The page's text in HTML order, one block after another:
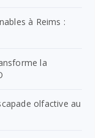
à Reims :
la
olfactive au